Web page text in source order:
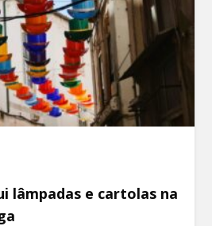
lâmpadas e cartolas na